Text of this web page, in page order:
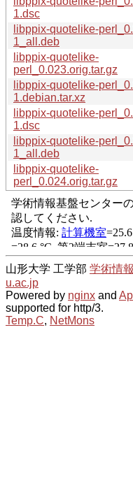
1.dsc
libppix-quotelike-
1_all.deb
libppix-quotelike-
perl_0.023.orig.tar.gz
libppix-quotelike-
1.debian.tar.xz
libppix-quotelike-
1.dsc
libppix-quotelike-
1_all.deb
libppix-quotelike-
perl_0.024.orig.tar.gz
山形大学 工学部 学術情
u.ac.jp
Powered by nginx and
supported for http/3.
Temp.C, NetMons